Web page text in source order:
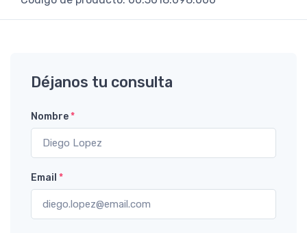
Déjanos tu consulta
Nombre*
Email *